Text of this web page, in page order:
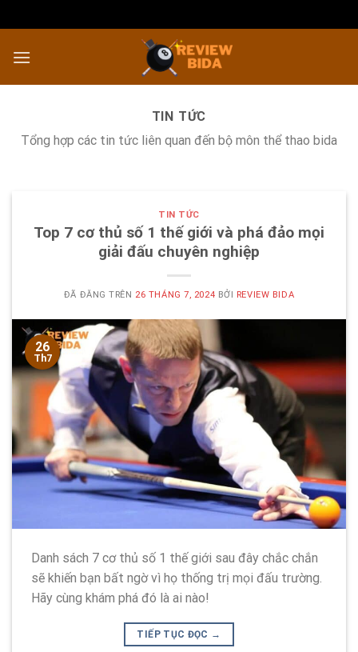
đến
nội
TIN TỨC
Tổng hợp các tin tức liên quan đến bộ môn thể thao bida
TIN TỨC
Top 7 cơ thủ số 1 thế giới và phá đảo mọi
giải đấu chuyên nghiệp
ĐÃ ĐĂNG TRÊN 26 THÁNG 7, 2024 BỞI REVIEW BIDA
26
Th7
Danh sách 7 cơ thủ số 1 thế giới sau đây chắc chắn
sẽ khiến bạn bất ngờ vì họ thống trị mọi đấu trường.
Hãy cùng khám phá đó là ai nào!
TIẾP TỤC ĐỌC →